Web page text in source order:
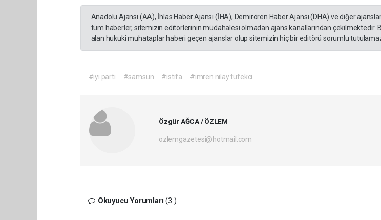
Anadolu Ajansı (AA), İhlas Haber Ajansı (İHA), Demirören Haber Ajansı (DHA) ve diğer
tüm haberler, sitemizin editörlerinin müdahalesi olmadan ajans kanallarından çekilmektedir.
alan hukuki muhataplar haberi geçen ajanslar olup sitemizin hiç bir editörü sorumlu
#iyi parti #samsun #istifa #imren nilay tüfekci
Özgür AĞCA / ÖZLEM
ozlemgazetesi@hotmail.com
Okuyucu Yorumları(3 )